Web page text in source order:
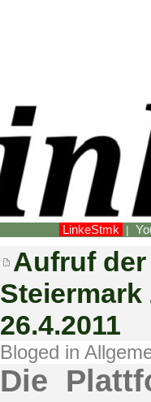
LinkeStmk |
Aufruf
26.4.2011
Bloged in
Die